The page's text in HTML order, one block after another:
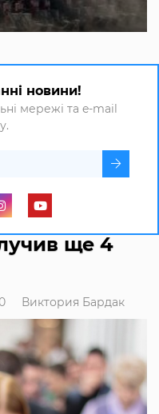
новини!
мережі та e-mail
ще 4
Виктория Бардак